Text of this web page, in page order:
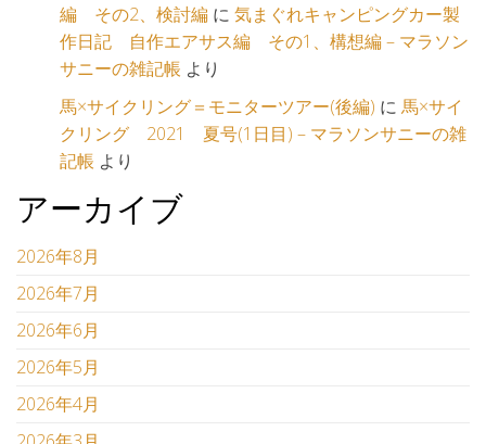
編 その2、検討編 に 気まぐれキャンピングカー製
作日記 自作エアサス編 その1、構想編 – マラソン
サニーの雑記帳 より
馬×サイクリング＝モニターツアー(後編) に 馬×サイ
クリング 2021 夏号(1日目) – マラソンサニーの雑
記帳 より
アーカイブ
2026年8月
2026年7月
2026年6月
2026年5月
2026年4月